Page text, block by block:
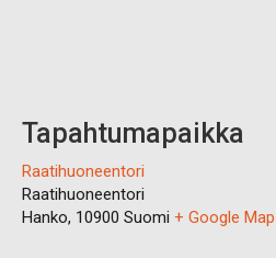
Tapahtumapaikka
Raatihuoneentori
Raatihuoneentori
Hanko, 10900 Suomi + Google Map